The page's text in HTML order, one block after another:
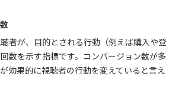
者が、目的とされる行動（例えば購入や登
数を示す指標です。コンバージョン数が多
効果的に視聴者の行動を変えていると言え